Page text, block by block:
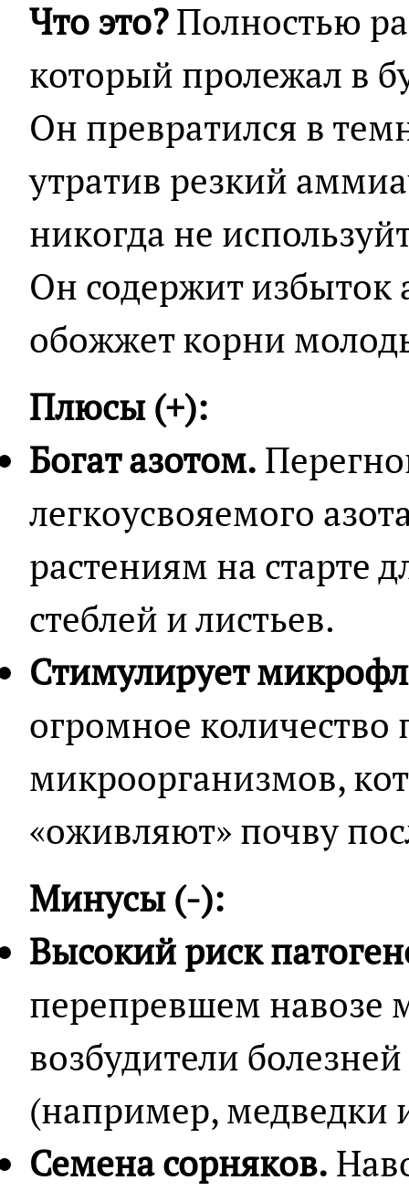
Что это?Полностью
который пролежал в
Он превратился в
утратив резкий
никогда не
Он содержит
обожжет корни
Плюсы (+):
Богат азотом.
легкоусвояемого
растениям на старте
стеблей и листьев.
Стимулирует
огромное количество
микроорганизмов,
«оживляют» почву
Минусы (-):
Высокий риск
перепревшем навозе
возбудители
(например, медведки
Семена сорняков.